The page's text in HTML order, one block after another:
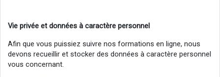
Vie privée et données à caractère personnel
Afin que vous puissiez suivre nos formations en ligne, nous
devons recueillir et stocker des données à caractère personnel
vous concernant.